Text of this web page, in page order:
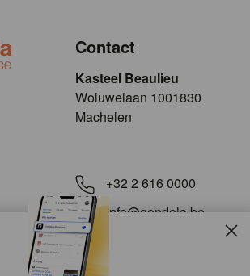
Contact
Kasteel Beaulieu
​​​Woluwelaan 1001830
Machelen
+32 2 616 0000
info@gondola.be
Volg ons op